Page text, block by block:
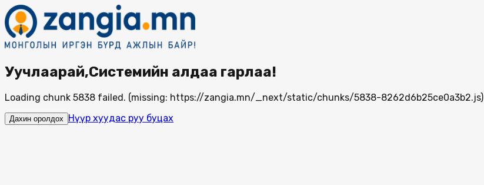
Уучлаарай,Системийн алдаа гарлаа!
Loading chunk 5838 failed. (missing: https://zangia.mn/_next/static/chunks/5838-8262d6b25ce0a3b2.js)
Дахин оролдох Нүүр хуудас руу буцах